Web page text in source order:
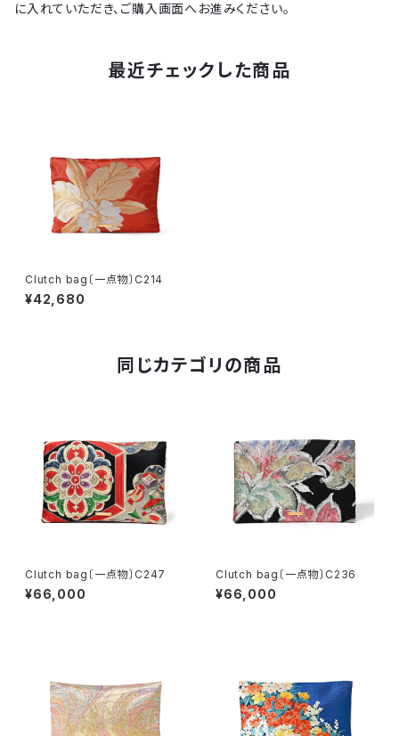
に入れていただき、ご購入画面へお進みください。
最近チェックした商品
Clutch bag〔一点物〕C214
¥42,680
同じカテゴリの商品
Clutch bag〔一点物〕C247
¥66,000
Clutch bag〔一点物〕C236
¥66,000